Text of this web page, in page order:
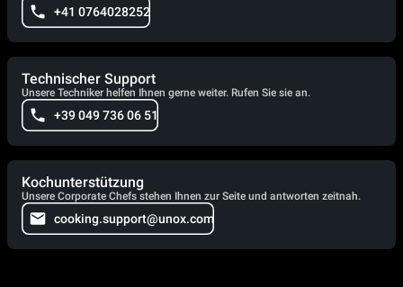
+41 0764028252
Technischer Support
Unsere Techniker helfen Ihnen gerne weiter. Rufen Sie sie an.
+39 049 736 06 51
Kochunterstützung
Unsere Corporate Chefs stehen Ihnen zur Seite und antworten zeitnah.
cooking.support@unox.com